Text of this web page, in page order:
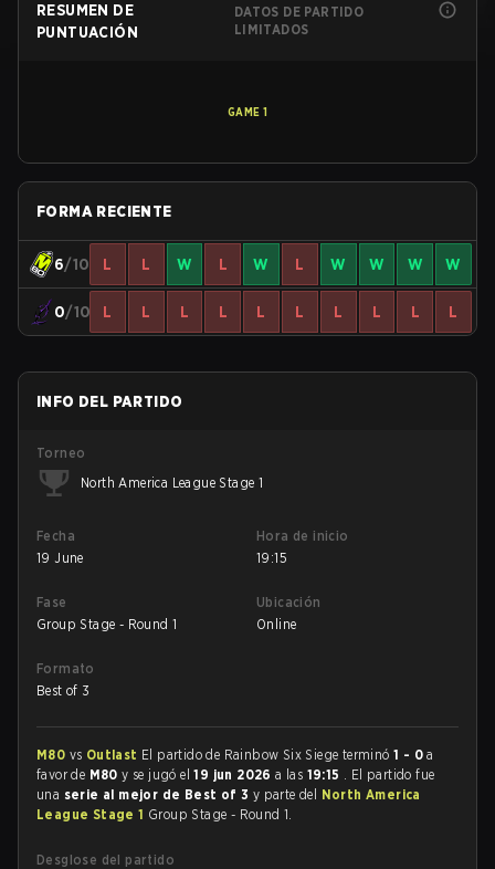
RESUMEN DE
PUNTUACIÓN
DATOS DE PARTIDO
LIMITADOS
GAME 1
FORMA RECIENTE
6/10 L L W L W L W W W W
0/10 L L L L L L L L L L
INFO DEL PARTIDO
Torneo
North America League Stage 1
Fecha
19 June
Hora de inicio
19:15
Fase
Group Stage - Round 1
Ubicación
Online
Formato
Best of 3
M80 vs Outlast El partido de Rainbow Six Siege terminó1 - 0 a
favor de M80y se jugó el19 jun 2026a las 19:15 . El partido fue
una serie al mejor de Best of 3 y parte del North America
League Stage 1 Group Stage - Round 1.
Desglose del partido